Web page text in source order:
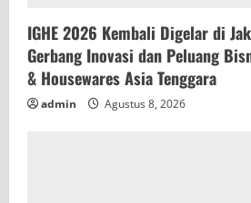
IGHE 2026 Kembali Digelar di
Gerbang Inovasi dan Peluang
& Housewares Asia Tenggara
admin Agustus 8, 2026